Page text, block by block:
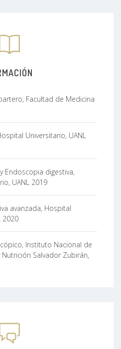
Facultad de Medicina
Universitario, UANL
Endoscopia digestiva,
UANL 2019
avanzada, Hospital
2020
Instituto Nacional de
Nutrición Salvador Zubirán,